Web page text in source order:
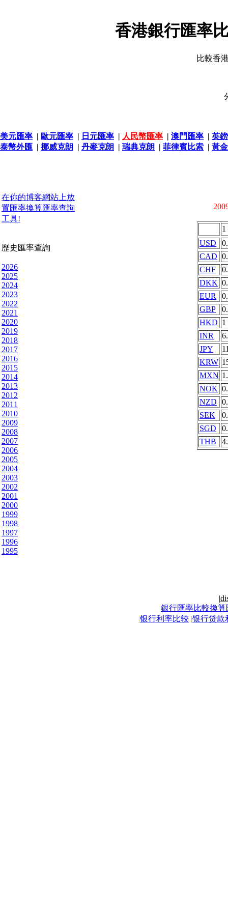
香港銀行匯率
比較香
美元匯率 | 歐元匯率 | 日元匯率 | 人民幣匯率 | 澳門匯率 | 英
泰幣外匯 | 挪威克朗 | 丹麥克朗 | 瑞典克朗 | 菲律賓比索 | 黃
在你的博客網站上放
置匯率換算匯率查詢
工具!
歷史匯率查詢
2026
2025
2024
2023
2022
2021
2020
2019
2018
2017
2016
2015
2014
2013
2012
2011
2010
2009
2008
2007
2006
2005
2004
2003
2002
2001
2000
1999
1998
1997
1996
1995
1
USD
CAD
CHF
DKK
EUR
GBP
HKD 1
INR
JPY
KRW
MXN
NOK
NZD
SEK
SGD
THB
|
銀行匯率比較換算
|银行利率比较 |银行贷款